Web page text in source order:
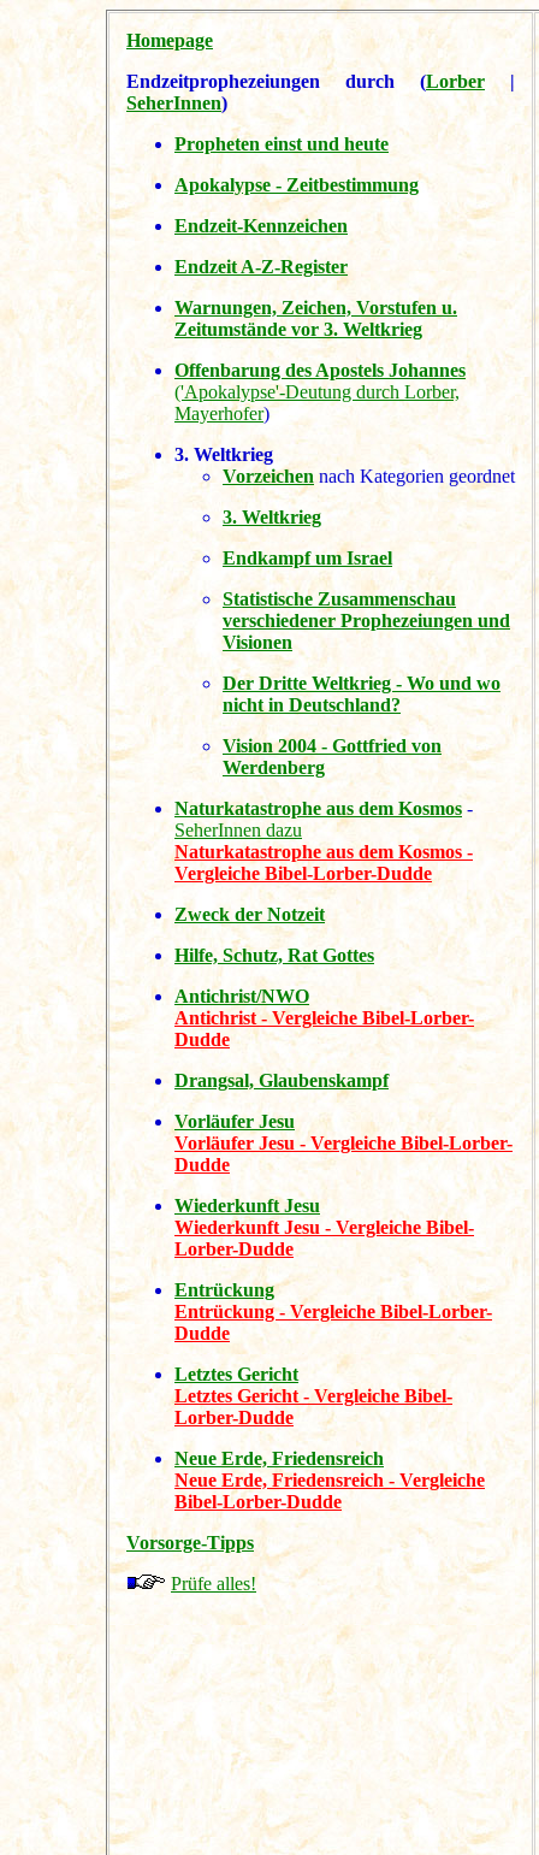
Homepage
Endzeitprophezeiungen durch (Lorber |
SeherInnen)
Propheten einst und heute
Apokalypse - Zeitbestimmung
Endzeit-Kennzeichen
Endzeit A-Z-Register
Warnungen, Zeichen, Vorstufen u.
Zeitumstände vor 3. Weltkrieg
Offenbarung des Apostels Johannes
('Apokalypse'-Deutung durch Lorber,
Mayerhofer)
3. Weltkrieg
Vorzeichen nach Kategorien geordnet
3. Weltkrieg
Endkampf um Israel
Statistische Zusammenschau
verschiedener Prophezeiungen und
Visionen
Der Dritte Weltkrieg - Wo und wo
nicht in Deutschland?
Vision 2004 - Gottfried von
Werdenberg
Naturkatastrophe aus dem Kosmos -
SeherInnen dazu
Naturkatastrophe aus dem Kosmos -
Vergleiche Bibel-Lorber-Dudde
Zweck der Notzeit
Hilfe, Schutz, Rat Gottes
Antichrist/NWO
Antichrist - Vergleiche Bibel-Lorber-
Dudde
Drangsal, Glaubenskampf
Vorläufer Jesu
Vorläufer Jesu - Vergleiche Bibel-Lorber-
Dudde
Wiederkunft Jesu
Wiederkunft Jesu - Vergleiche Bibel-
Lorber-Dudde
Entrückung
Entrückung - Vergleiche Bibel-Lorber-
Dudde
Letztes Gericht
Letztes Gericht - Vergleiche Bibel-
Lorber-Dudde
Neue Erde, Friedensreich
Neue Erde, Friedensreich - Vergleiche
Bibel-Lorber-Dudde
Vorsorge-Tipps
Prüfe alles!